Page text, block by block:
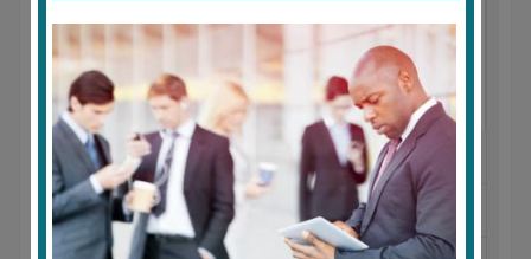
الجنس : ذكر
لديـه : المال-الخبرات-الوقت